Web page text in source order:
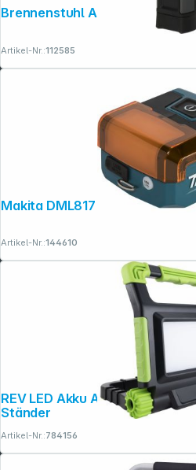
Artikel-Nr.:112585
Makita DML817
Artikel-Nr.:144610
REV LED Akku Arbeitsstrahler Spot Green 50W mit
Ständer
Artikel-Nr.:784156